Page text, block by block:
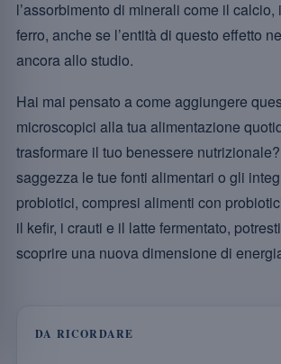
l’assorbimento di minerali come il
ferro, anche se l’entità di questo effetto
ancora allo studio.
Hai mai pensato a come aggiungere
microscopici alla tua alimentazione
trasformare il tuo benessere
saggezza le tue fonti alimentari o gli
probiotici, compresi alimenti con
il kefir, i crauti e il latte fermentato,
scoprire una nuova dimensione di
DA RICORDARE